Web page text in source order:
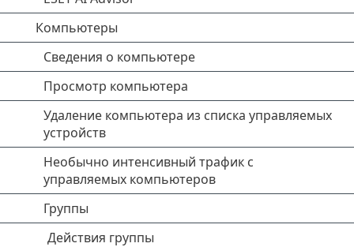
Компьютеры
Сведения о компьютере
Просмотр компьютера
Удаление компьютера из списка управляемых
устройств
Необычно интенсивный трафик с
управляемых компьютеров
Группы
Действия группы